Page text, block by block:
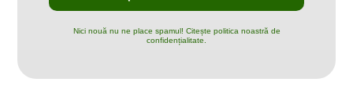
Nici nouă nu ne place spamul! Citește politica noastră de
confidențialitate.